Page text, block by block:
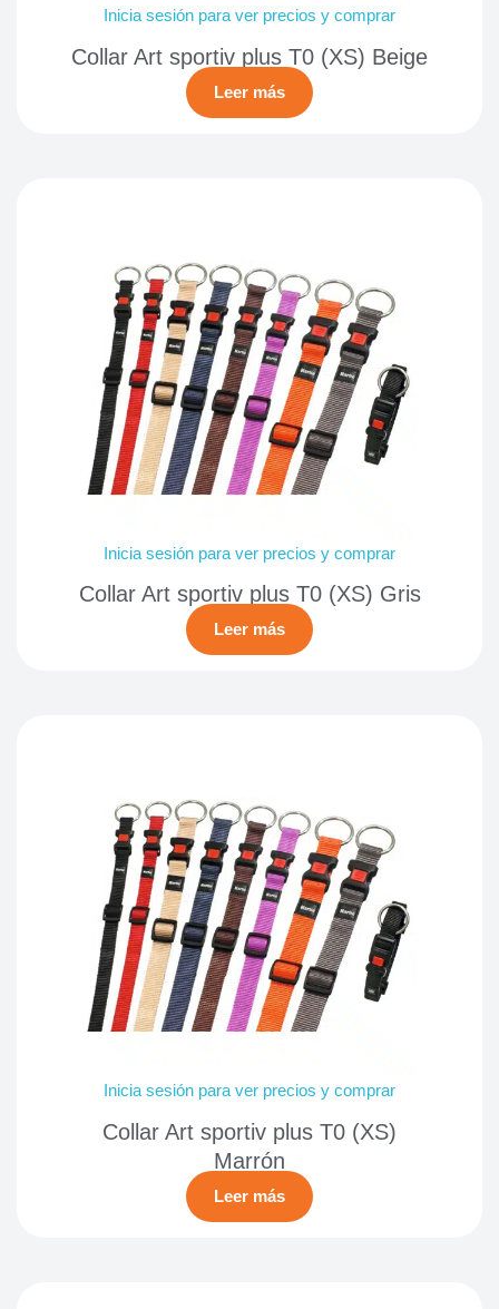
Inicia sesión para ver precios y comprar
Collar Art sportiv plus T0 (XS) Beige
Leer más
Inicia sesión para ver precios y comprar
Collar Art sportiv plus T0 (XS) Gris
Leer más
Inicia sesión para ver precios y comprar
Collar Art sportiv plus T0 (XS)
Marrón
Leer más